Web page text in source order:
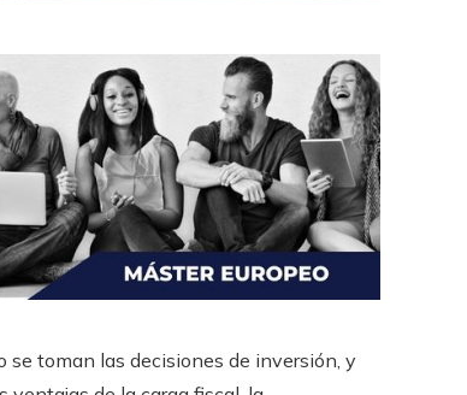
se toman las decisiones de inversión, y